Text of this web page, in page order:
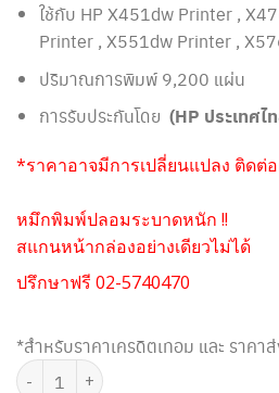
ใช้กับ HP X451dw Printer ,
Printer , X551dw Printer ,
ปริมาณการพิมพ์ 9,200 แผ่น
การรับประกันโดย (HP ประเทศไ
*ราคาอาจมีการเปลี่ยนแปลง ติดต่
หมึกพิมพ์ปลอมระบาดหนัก !!
สแกนหน้ากล่องอย่างเดียวไม่ได้
ปรึกษาฟรี 02-5740470
*สำหรับราคาเครดิตเทอม และ ราคา
จำนวน HP 970XL CN625AA ตลับหมึกอิ